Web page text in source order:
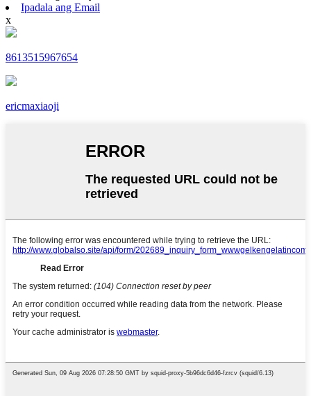
Ipadala ang Email
x
8613515967654
ericmaxiaoji